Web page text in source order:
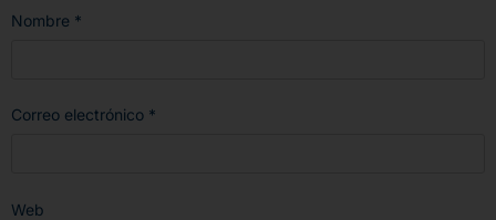
Nombre *
Correo electrónico *
Web